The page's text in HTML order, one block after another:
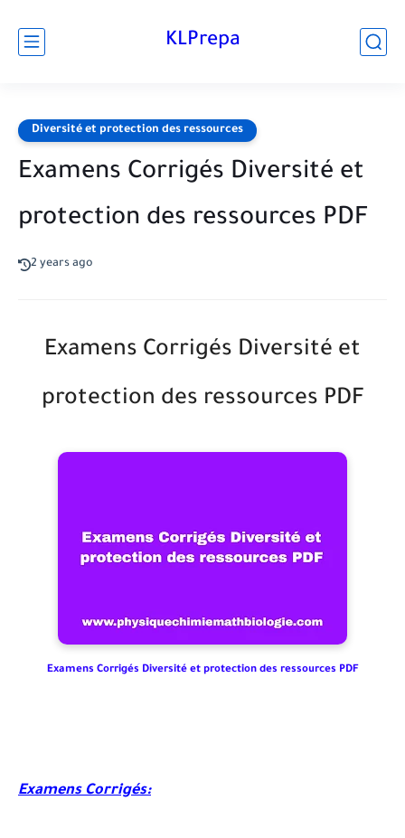
KLPrepa
Diversité et protection des ressources
Examens Corrigés Diversité et
protection des ressources PDF
2 years ago
Examens Corrigés Diversité et
protection des ressources PDF
Examens Corrigés Diversité et protection des ressources PDF
Examens Corrigés: